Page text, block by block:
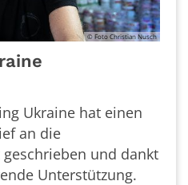
© Foto Christian Nusch
Ukraine hat einen
an die
und dankt
Unterstützung.